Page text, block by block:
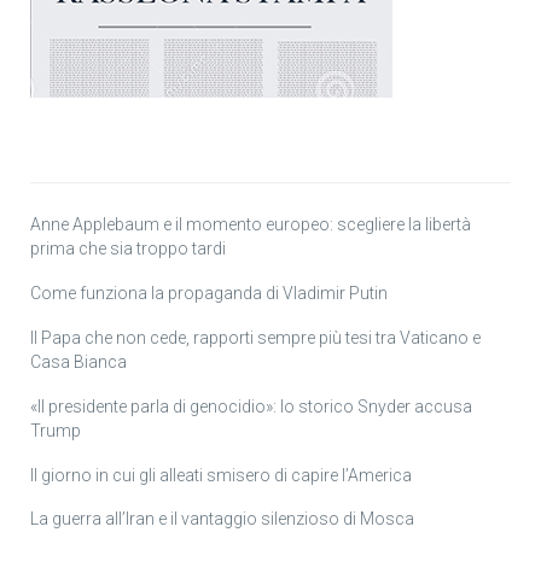
Anne Applebaum e il momento europeo: scegliere la libertà
prima che sia troppo tardi
Come funziona la propaganda di Vladimir Putin
Il Papa che non cede, rapporti sempre più tesi tra Vaticano e
Casa Bianca
«Il presidente parla di genocidio»: lo storico Snyder accusa
Trump
Il giorno in cui gli alleati smisero di capire l’America
La guerra all’Iran e il vantaggio silenzioso di Mosca